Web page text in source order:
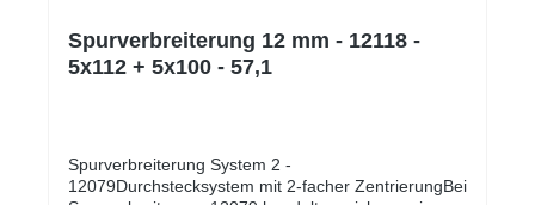
Spurverbreiterung 12 mm - 12118 -
5x112 + 5x100 - 57,1
Spurverbreiterung System 2 -
12079Durchstecksystem mit 2-facher ZentrierungBei